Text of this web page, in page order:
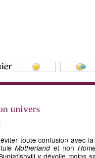
univers
toute confusion avec
Motherlandet non